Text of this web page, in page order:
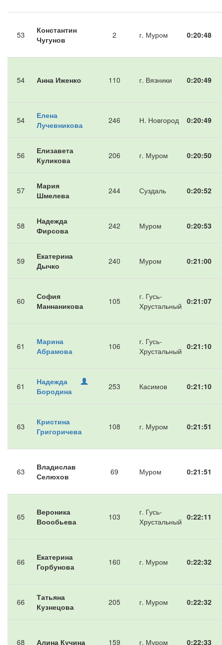
53
Константин
Чугунов
2 г. Муром 0:20:48
54 Анна Иженко 110 г. Вязники 0:20:49
54
Елена
Лучевникова
246 Н. Новгород 0:20:49
56
Елизавета
Куликова
206 г. Муром 0:20:50
57
Мария
Шмелева
244 Суздаль 0:20:52
58
Надежда
Фирсова
242 Муром 0:20:53
59
Екатерина
Дычко
240 Муром 0:21:00
60
София
Маннаникова
105
г. Гусь-
Хрустальный 0:21:07
61
Марина
Абрамова
106
г. Гусь-
Хрустальный 0:21:10
61
Надежда
Бородина
253 Касимов 0:21:10
63
Кристина
Григоричева
108 г. Муром 0:21:51
63
Владислав
Селюхов
69 Муром 0:21:51
65
Вероника
Воообьева
103
г. Гусь-
Хрустальный 0:22:11
66
Екатерина
Горбунова
160 г. Муром 0:22:32
66
Татьяна
Кузнецова
205 г. Муром 0:22:32
68 Алина Кучина 159 г. Муром 0:22:33